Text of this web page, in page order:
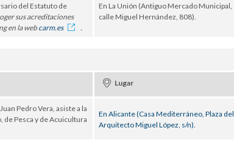
del Estatuto de
sus acreditaciones
en la webcarm.es .
En La Unión (Antiguo Mercado Municipal,
calle Miguel Hernández, 808).
Lugar
Pedro Vera, asiste a la
Pesca y de Acuicultura
En Alicante (Casa Mediterráneo, Plaza del
Arquitecto Miguel López, s/n).